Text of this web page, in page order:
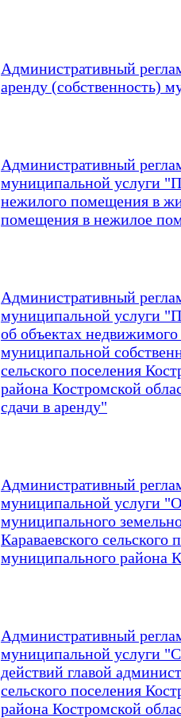
Административный
аренду (собственность)
Административный
муниципальной услуги
нежилого помещения в
помещения в нежилое
Административный
муниципальной услуги
об объектах
муниципальной
сельского поселения
района Костромской
сдачи в аренду"
Административный
муниципальной услуги
муниципального
Караваевского сельского
муниципального района
Административный
муниципальной услуги
действий главой
сельского поселения
района Костромской